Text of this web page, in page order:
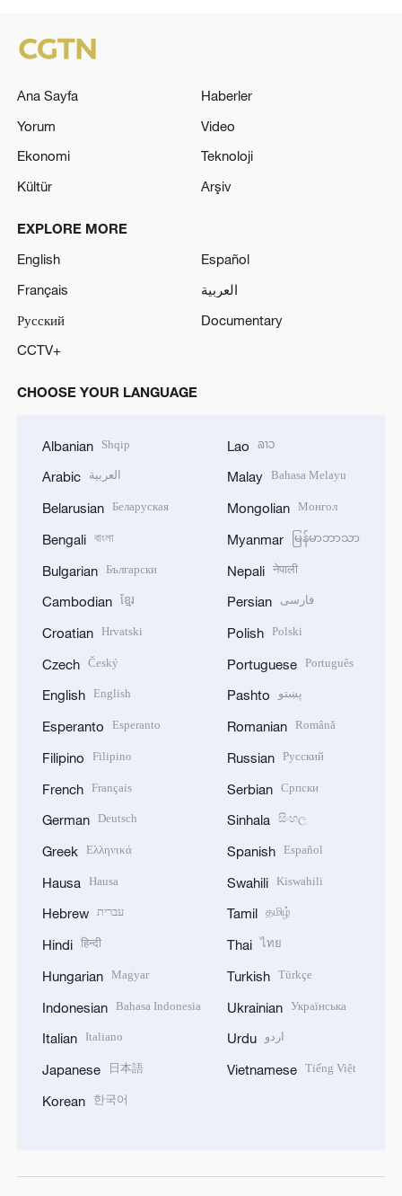
Ana Sayfa
Haberler
Yorum
Video
Ekonomi
Teknoloji
Kültür
Arşiv
EXPLORE MORE
English
Español
Français
العربية
Русский
Documentary
CCTV+
CHOOSE YOUR LANGUAGE
Albanian Shqip
Arabic العربية
Belarusian Беларуская
Bengali বাংলা
Bulgarian Български
Cambodian ខ្មែរ
Croatian Hrvatski
Czech Český
English English
Esperanto Esperanto
Filipino Filipino
French Français
German Deutsch
Greek Ελληνικά
Hausa Hausa
Hebrew עברית
Hindi हिन्दी
Hungarian Magyar
Indonesian Bahasa Indonesia
Italian Italiano
Japanese 日本語
Korean 한국어
Lao ລາວ
Malay Bahasa Melayu
Mongolian Монгол
Myanmar မြန်မာဘာသာ
Nepali नेपाली
Persian فارسی
Polish Polski
Portuguese Português
Pashto پښتو
Romanian Română
Russian Русский
Serbian Српски
Sinhala සිංහල
Spanish Español
Swahili Kiswahili
Tamil தமிழ்
Thai ไทย
Turkish Türkçe
Ukrainian Українська
Urdu اردو
Vietnamese Tiếng Việt